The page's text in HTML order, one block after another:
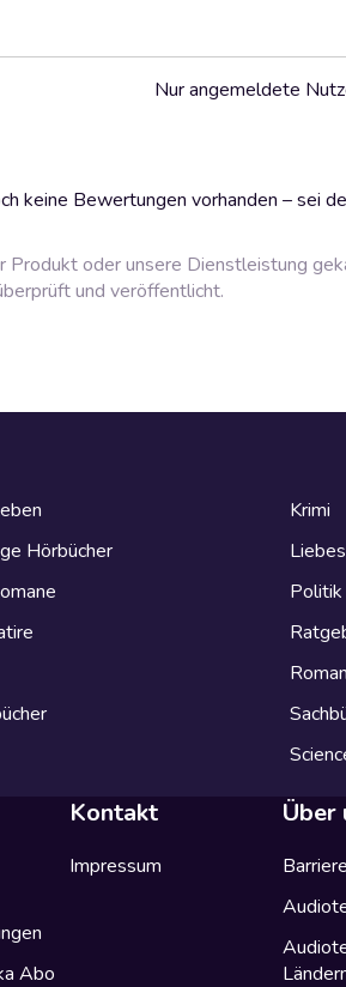
keine Bewertungen vorhanden – sei
Nur angemeldete
oder unsere Dienstleistung
und veröffentlicht.
Hörbücher
Krimi
Politik
Abo
Kontakt
Impressum
Über